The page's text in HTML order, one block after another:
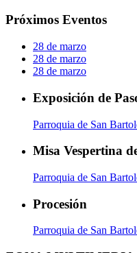
Próximos Eventos
28 de marzo
28 de marzo
28 de marzo
Exposición de
Parroquia de San
Misa Vespertina
Parroquia de San
Procesión
Parroquia de San